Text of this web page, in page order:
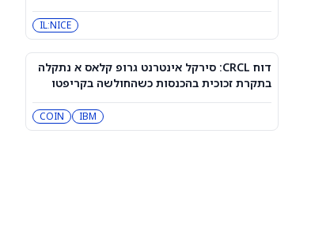
מועד משפט למרץ 2027
WBD
מניית לוסיד גרופ (LCID) צונחת ב-18%
אחרי הדוח: מה הפחיד את המשקיעים?
LCID
IL:NICE
דוח CRCL: סירקל אינטרנט גרופ קלאס א נתקלה
בתקרת זכוכית בהכנסות כשהחולשה בקריפטו
פוגעת בצמיחת הסטייבלקוין; מניית CRCL מזנקת
IBM
COIN